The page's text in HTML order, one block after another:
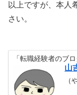
以上ですが、本人
さい。
「転職経験者のブ
山
（